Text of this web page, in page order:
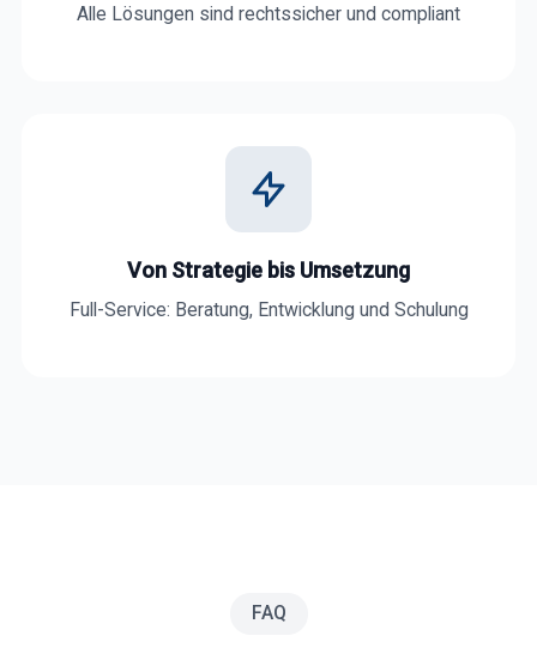
Alle Lösungen sind rechtssicher und compliant
Von Strategie bis Umsetzung
Full-Service: Beratung, Entwicklung und Schulung
FAQ